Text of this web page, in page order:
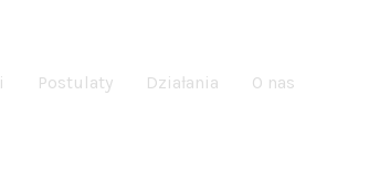
Postulaty Działania O nas